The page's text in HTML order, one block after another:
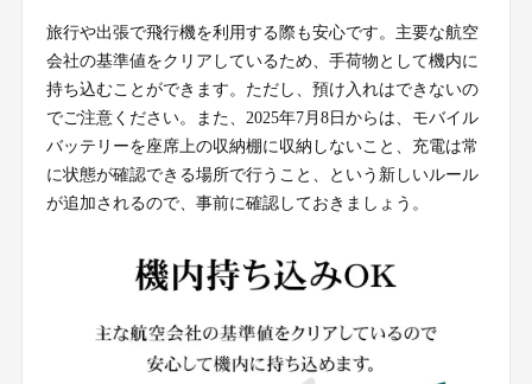
旅行や出張で飛行機を利用する際も安心です。主要な航空
会社の基準値をクリアしているため、手荷物として機内に
持ち込むことができます。ただし、預け入れはできないの
でご注意ください。また、2025年7月8日からは、モバイル
バッテリーを座席上の収納棚に収納しないこと、充電は常
に状態が確認できる場所で行うこと、という新しいルール
が追加されるので、事前に確認しておきましょう。